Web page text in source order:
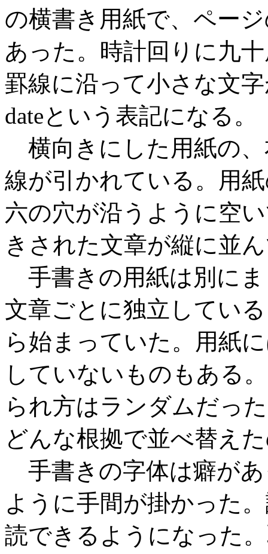
の横書き用紙で、ペー
あった。時計回りに九
罫線に沿って小さな文
dateという表記になる。
横向きにした用紙の
線が引かれている。用
六の穴が沿うように空
きされた文章が縦に並
手書きの用紙は別に
文章ごとに独立してい
ら始まっていた。用紙
していないものもある
られ方はランダムだっ
どんな根拠で並べ替え
手書きの字体は癖が
ように手間が掛かった
読できるようになった